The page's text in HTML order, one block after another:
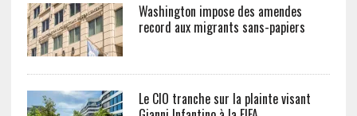
Washington impose des amendes
record aux migrants sans-papiers
Le CIO tranche sur la plainte visant